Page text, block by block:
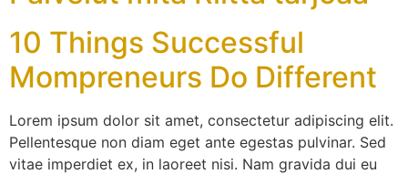
10 Things Successful
Mompreneurs Do Different
Lorem ipsum dolor sit amet, consectetur adipiscing elit.
Pellentesque non diam eget ante egestas pulvinar. Sed
vitae imperdiet ex, in laoreet nisi. Nam gravida dui eu